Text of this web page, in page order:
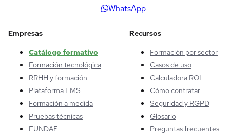
WhatsApp
Empresas
Catálogo formativo
Formación tecnológica
RRHH y formación
Plataforma LMS
Formación a medida
Pruebas técnicas
FUNDAE
Recursos
Formación por sector
Casos de uso
Calculadora ROI
Cómo contratar
Seguridad y RGPD
Glosario
Preguntas frecuentes